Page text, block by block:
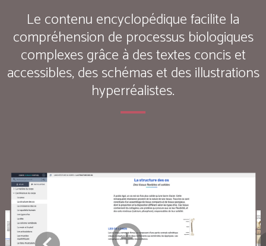
Le contenu encyclopédique facilite la
compréhension de processus biologiques
complexes grâce à des textes concis et
accessibles, des schémas et des illustrations
hyperréalistes.